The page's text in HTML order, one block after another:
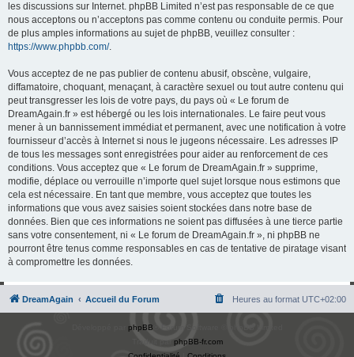
les discussions sur Internet. phpBB Limited n’est pas responsable de ce que
nous acceptons ou n’acceptons pas comme contenu ou conduite permis. Pour
de plus amples informations au sujet de phpBB, veuillez consulter :
https://www.phpbb.com/.
Vous acceptez de ne pas publier de contenu abusif, obscène, vulgaire,
diffamatoire, choquant, menaçant, à caractère sexuel ou tout autre contenu qui
peut transgresser les lois de votre pays, du pays où « Le forum de
DreamAgain.fr » est hébergé ou les lois internationales. Le faire peut vous
mener à un bannissement immédiat et permanent, avec une notification à votre
fournisseur d’accès à Internet si nous le jugeons nécessaire. Les adresses IP
de tous les messages sont enregistrées pour aider au renforcement de ces
conditions. Vous acceptez que « Le forum de DreamAgain.fr » supprime,
modifie, déplace ou verrouille n’importe quel sujet lorsque nous estimons que
cela est nécessaire. En tant que membre, vous acceptez que toutes les
informations que vous avez saisies soient stockées dans notre base de
données. Bien que ces informations ne soient pas diffusées à une tierce partie
sans votre consentement, ni « Le forum de DreamAgain.fr », ni phpBB ne
pourront être tenus comme responsables en cas de tentative de piratage visant
à compromettre les données.
DreamAgain Accueil du Forum Heures au format UTC+02:00
phpBB
phpBB-fr.com